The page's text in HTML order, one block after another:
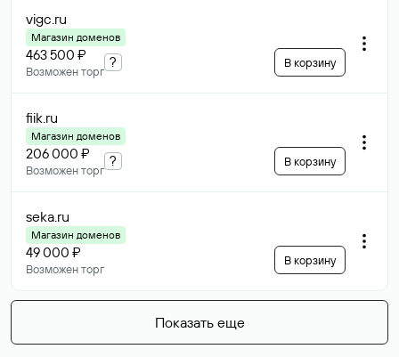
vigc.ru
Магазин доменов
463 500 ₽
Возможен торг
? В корзину
fiik.ru
Магазин доменов
206 000 ₽
Возможен торг
? В корзину
seka.ru
Магазин доменов
49 000 ₽
Возможен торг
В корзину
Показать еще